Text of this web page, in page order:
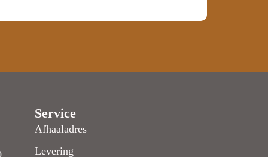
Service
Afhaaladres
Levering